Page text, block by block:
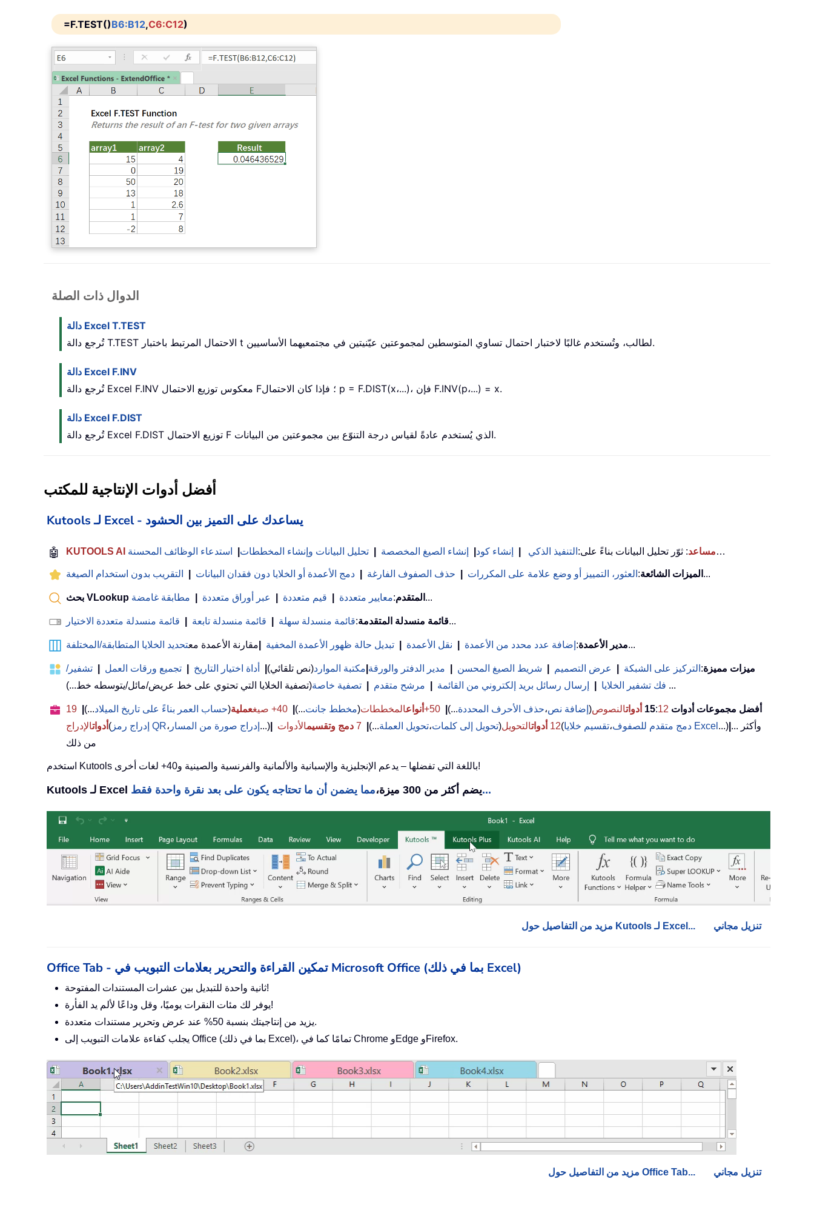
=F.TEST()B6:B12,C6:C12)
الدوال ذات الصلة
دالة Excel T.TEST
تُرجع دالة T.TEST الاحتمال المرتبط باختبار t لطالب، وتُستخدم غالبًا لاختبار احتمال تساوي المتوسطين لمجموعتين عيّنيتين في مجتمعيهما الأساسيين.
دالة Excel F.INV
تُرجع دالة Excel F.INV معكوس توزيع الاحتمال F؛ فإذا كان الاحتمال p = F.DIST(x،...)، فإن F.INV(p،...) = x.
دالة Excel F.DIST
تُرجع دالة Excel F.DIST توزيع الاحتمال F الذي يُستخدم عادةً لقياس درجة التنوّع بين مجموعتين من البيانات.
أفضل أدوات الإنتاجية للمكتب
Kutools لـ Excel - يساعدك على التميز بين الحشود
🤖 KUTOOLS AI مساعد: ثوّر تحليل البيانات بناءً على: التنفيذ الذكي إنشاء كود إنشاء الصيغ المخصصة تحليل البيانات وإنشاء المخططات استدعاء الوظائف المحسنة …
الميزات الشائعة: العثور، التمييز أو وضع علامة على المكررات حذف الصفوف الفارغة دمج الأعمدة أو الخلايا دون فقدان البيانات التقريب بدون استخدام الصيغة ...
بحث VLookup المتقدم:معايير متعددة قيم متعددة عبر أوراق متعددة مطابقة غامضة ...
قائمة منسدلة المتقدمة:قائمة منسدلة سهلة قائمة منسدلة تابعة قائمة منسدلة متعددة الاختيار ...
مدير الأعمدة: إضافة عدد محدد من الأعمدة نقل الأعمدة تبديل حالة ظهور الأعمدة المخفية مقارنة الأعمدة معتحديد الخلايا المتطابقة/المختلفة ...
ميزات مميزة: التركيز على الشبكة عرض التصميم شريط الصيغ المحسن مدير الدفتر والورقة مكتبة الموارد(نص تلقائي) أداة اختيار التاريخ تجميع ورقات العمل
تشفير/
فك تشفير الخلايا
إرسال رسائل بريد إلكتروني من القائمة مرشح متقدم تصفية خاصة (تصفية الخلايا التي تحتوي على خط عريض/مائل/يتوسطه خط...) ...
أفضل مجموعات أدوات 15 :12 أدواتالنصوص( إضافة نص،حذف الأحرف المحددة...)
50+ أنواعالمخططات(مخطط جانت...) 40+ صيغ عملية(حساب العمر بناءً على تاريخ الميلاد...)
19
أدواتالإدراج ( إدراج رمز QR، إدراج صورة من المسار ...) 12 أدواتالتحويل(تحويل إلى كلمات،تحويل العملة...)
7 دمج وتقسيمالأدوات ( دمج متقدم للصفوف، تقسيم خلايا Excel ...) ... وأكثر
من ذلك
استخدم Kutools باللغة التي تفضلها – يدعم الإنجليزية والإسبانية والألمانية والفرنسية والصينية و40+ لغات أخرى!
Kutools لـ Excel يضم أكثر من 300 ميزة،مما يضمن أن ما تحتاجه يكون على بعد نقرة واحدة فقط...
مزيد من التفاصيل حول Kutools لـ Excel... تنزيل مجاني
Office Tab - تمكين القراءة والتحرير بعلامات التبويب في Microsoft Office (بما في ذلك Excel)
ثانية واحدة للتبديل بين عشرات المستندات المفتوحة!
يوفر لك مئات النقرات يوميًا، وقل وداعًا لألم يد الفأرة!
يزيد من إنتاجيتك بنسبة 50% عند عرض وتحرير مستندات متعددة.
يجلب كفاءة علامات التبويب إلى Office (بما في ذلك Excel)، تمامًا كما في Chrome وEdge وFirefox.
مزيد من التفاصيل حول Office Tab... تنزيل مجاني